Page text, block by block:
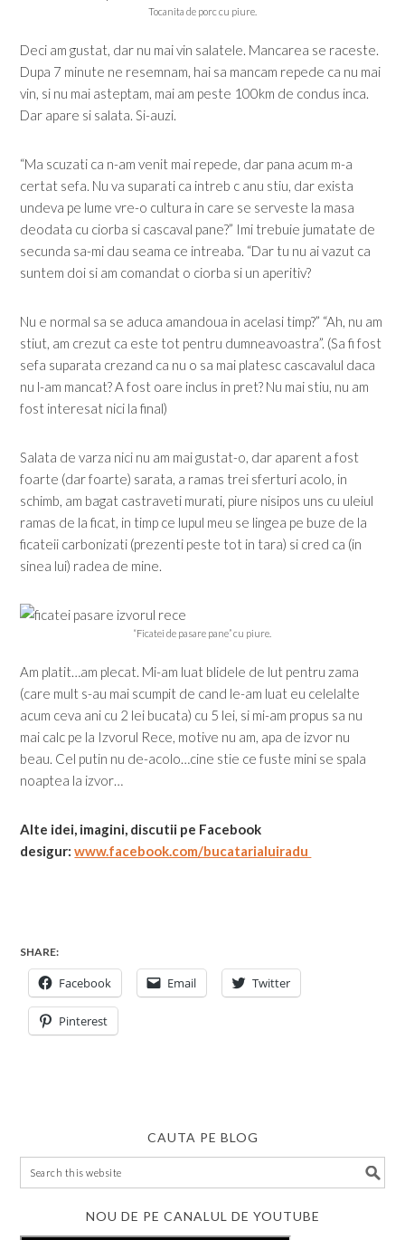
Tocanita de porc cu piure.
Deci am gustat, dar nu mai vin salatele. Mancarea se raceste.
Dupa 7 minute ne resemnam, hai sa mancam repede ca nu mai
vin, si nu mai asteptam, mai am peste 100km de condus inca.
Dar apare si salata. Si-auzi.
“Ma scuzati ca n-am venit mai repede, dar pana acum m-a
certat sefa. Nu va suparati ca intreb c anu stiu, dar exista
undeva pe lume vre-o cultura in care se serveste la masa
deodata cu ciorba si cascaval pane?” Imi trebuie jumatate de
secunda sa-mi dau seama ce intreaba. “Dar tu nu ai vazut ca
suntem doi si am comandat o ciorba si un aperitiv?
Nu e normal sa se aduca amandoua in acelasi timp?” “Ah, nu am
stiut, am crezut ca este tot pentru dumneavoastra”. (Sa fi fost
sefa suparata crezand ca nu o sa mai platesc cascavalul daca
nu l-am mancat? A fost oare inclus in pret? Nu mai stiu, nu am
fost interesat nici la final)
Salata de varza nici nu am mai gustat-o, dar aparent a fost
foarte (dar foarte) sarata, a ramas trei sferturi acolo, in
schimb, am bagat castraveti murati, piure nisipos uns cu uleiul
ramas de la ficat, in timp ce lupul meu se lingea pe buze de la
ficateii carbonizati (prezenti peste tot in tara) si cred ca (in
sinea lui) radea de mine.
“Ficatei de pasare pane” cu piure.
Am platit…am plecat. Mi-am luat blidele de lut pentru zama
(care mult s-au mai scumpit de cand le-am luat eu celelalte
acum ceva ani cu 2 lei bucata) cu 5 lei, si mi-am propus sa nu
mai calc pe la Izvorul Rece, motive nu am, apa de izvor nu
beau. Cel putin nu de-acolo…cine stie ce fuste mini se spala
noaptea la izvor…
Alte idei, imagini, discutii pe Facebook
desigur:www.facebook.com/bucatarialuiradu
SHARE:
Facebook Email Twitter
Pinterest
CAUTA PE BLOG
NOU DE PE CANALUL DE YOUTUBE